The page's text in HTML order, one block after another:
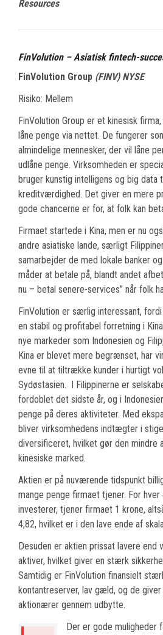
Resources
FinVolution – Asiatisk fintech-
FinVolution Group (FINV) NYSE
Risiko: Mellem
FinVolution Group er et kinesisk
låne penge via nettet. De fungerer
almindelige mennesker, der vil låne
udlåne penge. Virksomheden er
bruger kunstig intelligens og big data
kreditværdighed. Det giver en mere
gode chancerne er for, at folk kan
Firmaet startede i Kina, men er nu
andre asiatiske lande, særligt
samarbejder de med lokale banker
måder at betale på, blandt andet
nu – betal senere-services” når folk
FinVolution er særlig interessant,
en stabil og profitabel forretning i
nye markeder som Indonesien og
Kina er blevet mere begrænset, har
evne til at tiltrække kunder i hurtigt
Sydøstasien. I Filippinerne er
fordoblet det sidste år, og i
penge på deres aktiviteter. Med
bliver virksomhedens indtægter i
diversificeret, hvilket gør den mindre
kinesiske marked.
Aktien er på nuværende tidspunkt
mange penge firmaet tjener. For hver
investerer, tjener firmaet 1 krone,
4,82, hvilket er i den lave ende af
Desuden er aktien prissat lavere end
aktiver, hvilket giver en stærk
Samtidig er FinVolution finansielt
kontantreserver, lav gæld, og de
aktionærer gennem udbytte.
Der er gode